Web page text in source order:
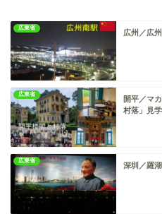
広東省
広州／広
広東省
開平／マ
村落」見学
広東省
深圳／羅